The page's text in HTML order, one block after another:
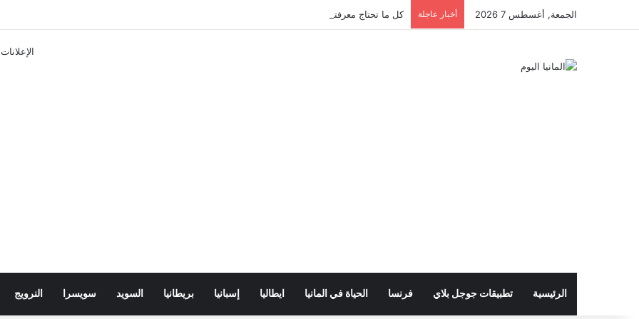
الجمعة, أغسطس 7 2026 أخبار عاجلة كل ما تحتاج معرفته عن تذاكر ووسائل النقل في باريس 2025
الإعلانات
الرئيسية تطبيقات جوجل بلاي فرنسا الحياة في المانيا ايطاليا إسبانيا بريطانيا السويد سويسرا النرويج